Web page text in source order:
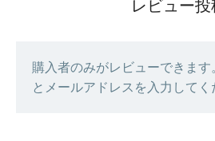
レビュー投
購入者のみがレビューできま
とメールアドレスを入力してく